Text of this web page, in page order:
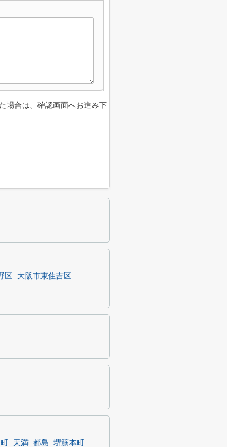
場合は、確認画面へお進み下
区
大阪市東住吉区
天満 都島 堺筋本町